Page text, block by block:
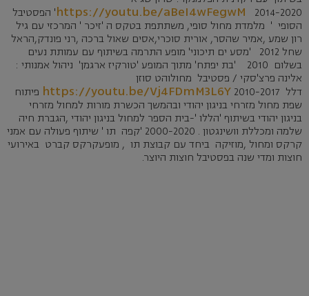
https://youtu.be/aBeI4wFegwM2014-2020' הפסטיבל
הסופי ' מלמדת מחול סופי, משתתפת בטקס ה 'זיכר ' המרכזי עם גיל
רון שמע ,אמיר שהסר, אורית סוכרי,אסים שאול ברכה ,רני פונדק,הראל
שחל 2012 'מסע ים תיכוני' מופע התרמה בשיתוף עם עמותת נעים
בשלום 2010 'בת יפתח' מתוך המופע 'טורקיז ארגמן' ניהול אמנותי :
אלינה פרצ'סקי / פסטיבל מחולוהט סוזן
דלל
https://youtu.be/Vj4FDmM3L6Y 2010-2017 פיתוח
שפת מחול מזרחי בניגון יהודי ובהמשך הכשרת מורות למחול מזרחי
בניגון יהודי בשיתוף 'הללו '-בית הספר למחול בניגון יהודי ,הגברת חיה
שלמה ומכללת וושינגטון . 2000-2020 'קפה תו ' שיתוף פעולה עם אמני
קרקס ומחול ,מוזיקה ביחד עם קבוצת תו , מופעקרקס קברט באירועי
חוצות ומדי שנה בפסטיבל חוצות היוצר.